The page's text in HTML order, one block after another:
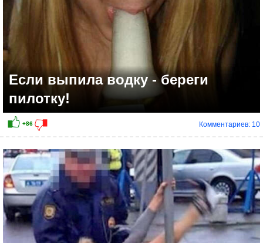
+82
Если выпила водку - береги
пилотку!
Комментариев: 10